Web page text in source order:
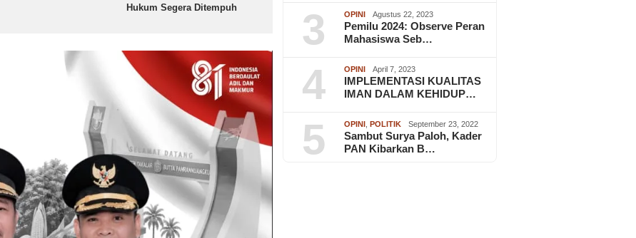
Hukum Segera Ditempuh
3 OPINI Agustus 22, 2023
Pemilu 2024: Observe Peran
Mahasiswa Seb…
4 OPINI April 7, 2023
IMPLEMENTASI KUALITAS
IMAN DALAM KEHIDUP…
5 OPINI , POLITIK September 23, 2022
Sambut Surya Paloh, Kader
PAN Kibarkan B…